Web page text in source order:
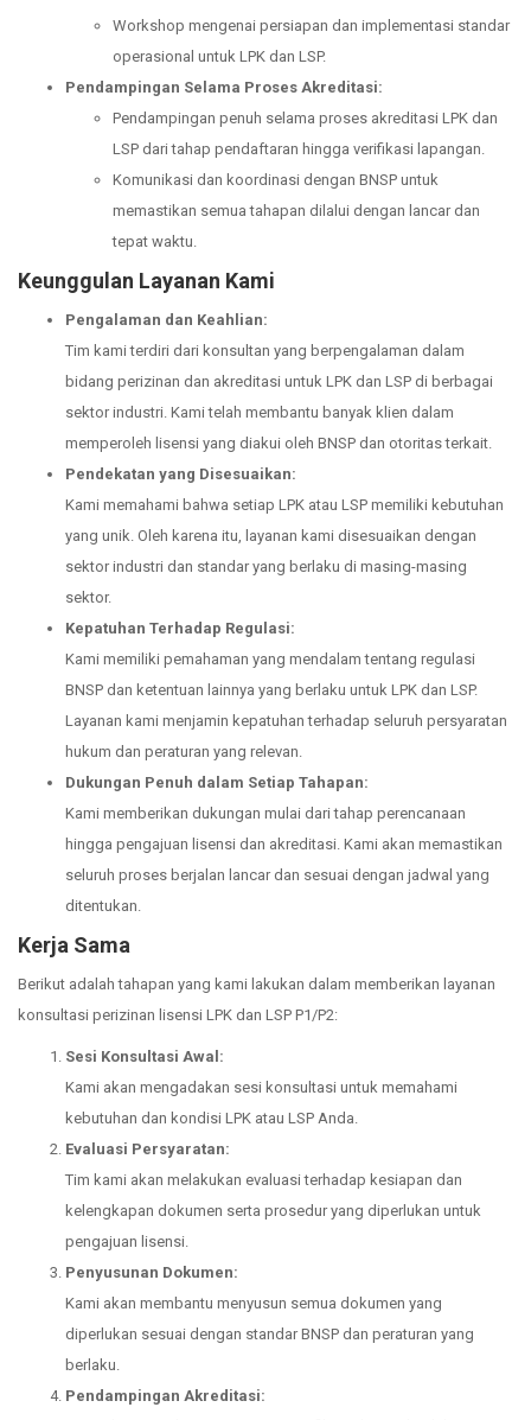
Workshop mengenai persiapan dan implementasi standar
operasional untuk LPK dan LSP.
Pendampingan Selama Proses Akreditasi:
Pendampingan penuh selama proses akreditasi LPK dan
LSP dari tahap pendaftaran hingga verifikasi lapangan.
Komunikasi dan koordinasi dengan BNSP untuk
memastikan semua tahapan dilalui dengan lancar dan
tepat waktu.
Keunggulan Layanan Kami
Pengalaman dan Keahlian:
Tim kami terdiri dari konsultan yang berpengalaman dalam
bidang perizinan dan akreditasi untuk LPK dan LSP di berbagai
sektor industri. Kami telah membantu banyak klien dalam
memperoleh lisensi yang diakui oleh BNSP dan otoritas terkait.
Pendekatan yang Disesuaikan:
Kami memahami bahwa setiap LPK atau LSP memiliki kebutuhan
yang unik. Oleh karena itu, layanan kami disesuaikan dengan
sektor industri dan standar yang berlaku di masing-masing
sektor.
Kepatuhan Terhadap Regulasi:
Kami memiliki pemahaman yang mendalam tentang regulasi
BNSP dan ketentuan lainnya yang berlaku untuk LPK dan LSP.
Layanan kami menjamin kepatuhan terhadap seluruh persyaratan
hukum dan peraturan yang relevan.
Dukungan Penuh dalam Setiap Tahapan:
Kami memberikan dukungan mulai dari tahap perencanaan
hingga pengajuan lisensi dan akreditasi. Kami akan memastikan
seluruh proses berjalan lancar dan sesuai dengan jadwal yang
ditentukan.
Kerja Sama
Berikut adalah tahapan yang kami lakukan dalam memberikan layanan
konsultasi perizinan lisensi LPK dan LSP P1/P2:
Sesi Konsultasi Awal:
Kami akan mengadakan sesi konsultasi untuk memahami
kebutuhan dan kondisi LPK atau LSP Anda.
Evaluasi Persyaratan:
Tim kami akan melakukan evaluasi terhadap kesiapan dan
kelengkapan dokumen serta prosedur yang diperlukan untuk
pengajuan lisensi.
Penyusunan Dokumen:
Kami akan membantu menyusun semua dokumen yang
diperlukan sesuai dengan standar BNSP dan peraturan yang
berlaku.
Pendampingan Akreditasi: